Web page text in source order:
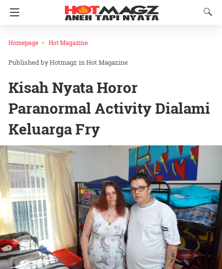
Homepage Hot Magazine
Hotmagz inHot Magazine
Kisah Nyata Horor
Paranormal Activity Dialami
Keluarga Fry